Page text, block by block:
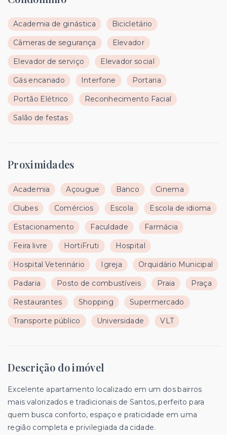
Academia de ginástica Bicicletário
Câmeras de segurança Elevador
Elevador de serviço Elevador social
Gás encanado Interfone Portaria
Portão Elétrico Reconhecimento Facial
Salão de festas
Proximidades
Academia Açougue Banco Cinema
Clubes Comércios Escola Escola de idioma
Estacionamento Faculdade Farmácia
Feira livre HortiFruti Hospital
Hospital Veterinário Igreja Orquidário Municipal
Padaria Posto de combustíveis Praia Praça
Restaurantes Shopping Supermercado
Transporte público Universidade VLT
Descrição do imóvel
Excelente apartamento localizado em um dos bairros
mais valorizados e tradicionais de Santos, perfeito para
quem busca conforto, espaço e praticidade em uma
região completa e privilegiada da cidade.